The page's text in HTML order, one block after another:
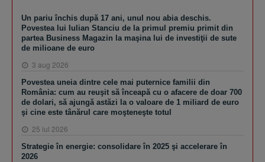
Un pariu închis după 17 ani, unul nou abia deschis.
Povestea lui Iulian Stanciu de la primul premiu primit din
partea Business Magazin la maşina lui de investiţii de sute
de milioane de euro
3 aug 2026
Povestea uneia dintre cele mai puternice familii din
România: cum au reuşit să înceapă cu o afacere de doar 700
de dolari, să ajungă astăzi la o valoare de 1 miliard de euro
şi cine este tânărul care moşteneşte totul
25 iul 2026
Strategie în energie: consolidare în 2025 şi accelerare în
2026